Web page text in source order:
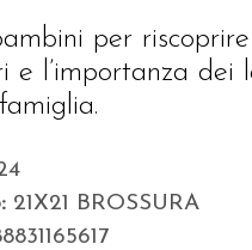
per
e l’importanza dei
21X21 BROSSURA